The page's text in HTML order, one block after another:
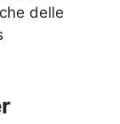
delle